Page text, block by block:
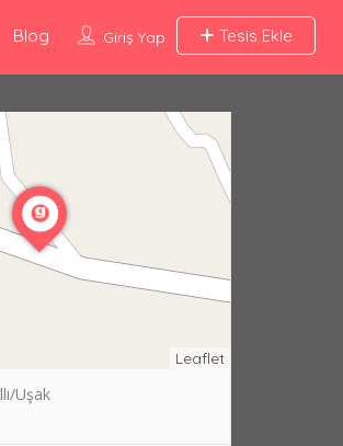
Giriş Yap Tesis Ekle
Blog
Leaflet
Uşak